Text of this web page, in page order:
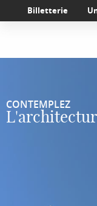
au
principal
Billetterie
CONTEMPLEZ